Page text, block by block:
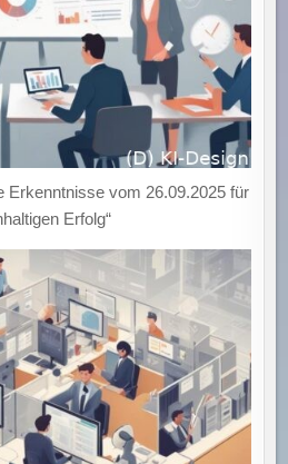
Erkenntnisse vom 26.09.2025 für
Erfolg“